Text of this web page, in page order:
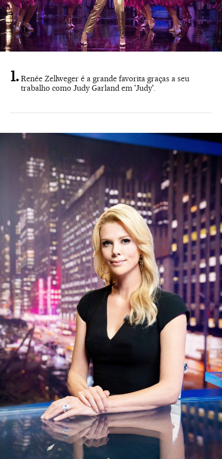
Renée Zellweger é a grande favorita graças a seu
trabalho como Judy Garland em 'Judy'.